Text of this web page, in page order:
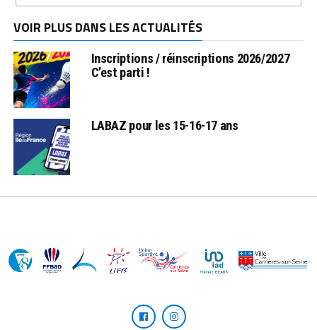
VOIR PLUS DANS LES ACTUALITÉS
Inscriptions / réinscriptions 2026/2027
C’est parti !
LABAZ pour les 15-16-17 ans